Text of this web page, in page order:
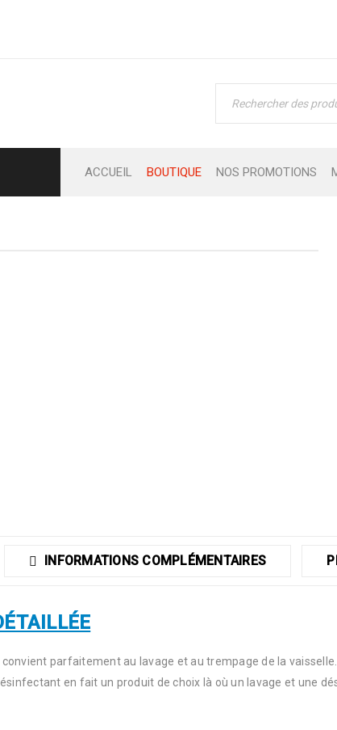
ACCUEIL BOUTIQUE NOS PROMOTIONS
INFORMATIONS COMPLÉMENTAIRES
parfaitement au lavage et au trempage de la
en fait un produit de choix là où un lavage et une